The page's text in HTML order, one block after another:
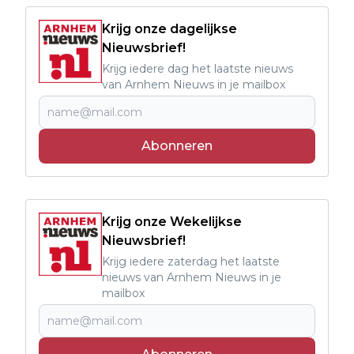
Krijg onze dagelijkse
Nieuwsbrief!
Krijg iedere dag het laatste nieuws
van Arnhem Nieuws in je mailbox
Abonneren
Krijg onze Wekelijkse
Nieuwsbrief!
Krijg iedere zaterdag het laatste
nieuws van Arnhem Nieuws in je
mailbox